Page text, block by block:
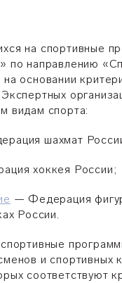
на спортивные
по направлению
основании
видам спорта:
шахмат
хоккея России;
— Федерация
России.
и спортивных
соответствуют